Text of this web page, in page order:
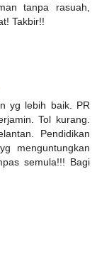
tanpa rasuah,
Takbir!!
yg lebih baik. PR
Tol kurang.
Pendidikan
menguntungkan
semula!!! Bagi